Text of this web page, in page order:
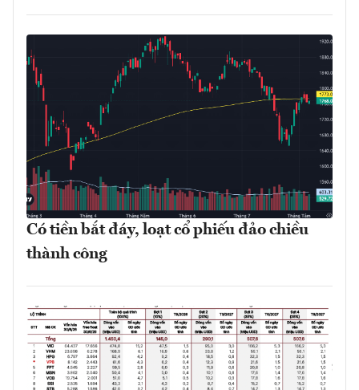
Có tiền bắt đáy, loạt cổ phiếu đảo chiều
thành công